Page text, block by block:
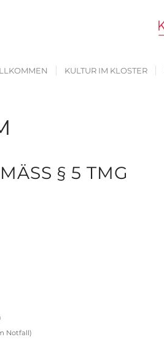
KULTUR IM KLOSTER
§ 5 TMG
Notfall)